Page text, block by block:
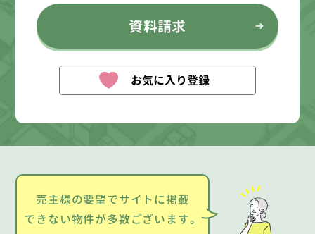
資料請求
お気に入り登録
売主様の要望でサイトに掲載
できない物件が多数ございます。